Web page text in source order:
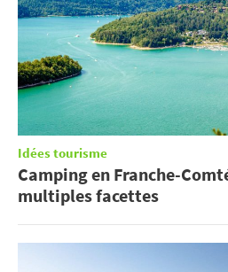
Idées tourisme
Camping en Franche-
multiples facettes